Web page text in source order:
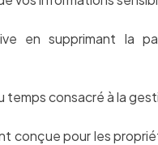
en supprimant la
consacré à la
conçue pour les